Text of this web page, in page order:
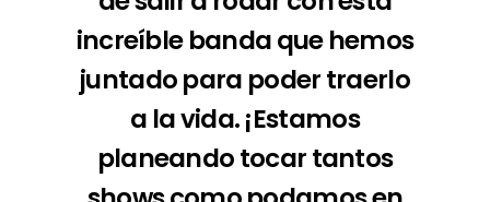
increíble banda que hemos
juntado para poder traerlo
a la vida. ¡Estamos
planeando tocar tantos